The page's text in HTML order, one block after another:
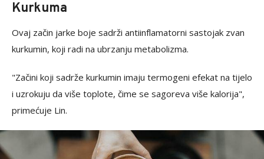
Kurkuma
Ovaj začin jarke boje sadrži antiinflamatorni sastojak zvan
kurkumin, koji radi na ubrzanju metabolizma.
"Začini koji sadrže kurkumin imaju termogeni efekat na tijelo
i uzrokuju da više toplote, čime se sagoreva više kalorija",
primećuje Lin.